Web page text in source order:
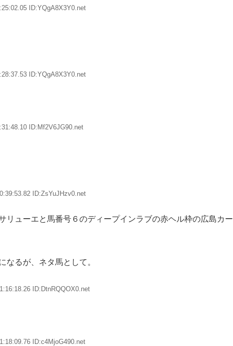
ID:YQgA8X3Y0.net
ID:YQgA8X3Y0.net
ID:Mf2V6JG90.net
ID:ZsYuJHzv0.net
リューエと馬番号６のディープインラブの赤ヘル枠の広島カー
なるが、ネタ馬として。
ID:DtnRQQOX0.net
ID:c4MjoG490.net